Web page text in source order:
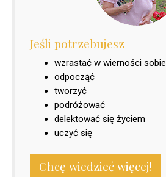
Jeśli potrzebujesz
wzrastać w wierności sobie
odpocząć
tworzyć
podróżować
delektować się życiem
uczyć się
Chcę wiedzieć więcej!